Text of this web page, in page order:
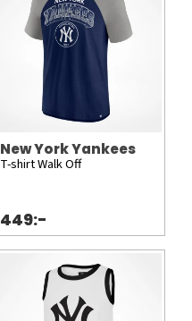
New York Yankees
T-shirt Walk Off
449:-